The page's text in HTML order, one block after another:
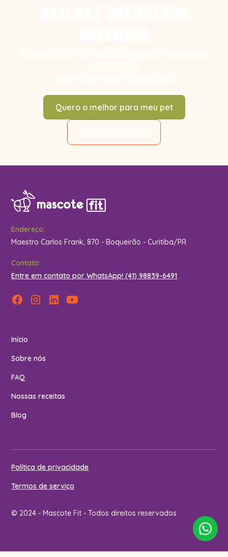
Quero o melhor para meu pet
Endereço:
Maestro Carlos Frank, 870 - Boqueirão - Curitiba/PR
Contato:
Entre em contato por WhatsApp! (41) 98839-6491
Início
Sobre nós
FAQ
Nossas receitas
Blog
© 2024 - Mascote Fit - Todos direitos reservados
Política de privacidade
Termos de serviço